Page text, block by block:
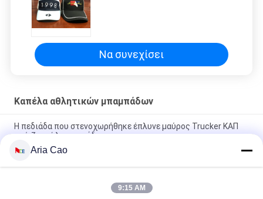
Να συνεχίσει
Καπέλα αθλητικών μπαμπάδων
Η πεδιάδα που στενοχωρήθηκε έπλυνε μαύρος Trucker ΚΑΠ
μπέιζ-μπώλ μπαμπάδων
56cm που προσαρμόζεται μη δομημένο
Κενά καπέλα αθλητικών μπαμπάδων με το λογότυπο
Aria Cao
9:15 AM